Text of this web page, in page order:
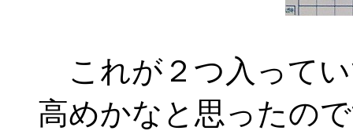
これが２つ入って
高めかなと思ったの